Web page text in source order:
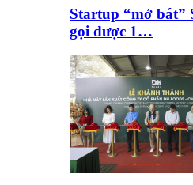
Startup “mở bát”
gọi được 1…